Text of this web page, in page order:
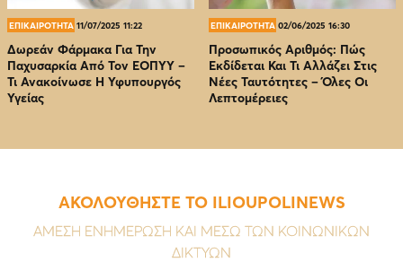
ΕΠΙΚΑΙΡΟΤΗΤΑ 11/07/2025 11:22
Δωρεάν Φάρμακα Για Την
Παχυσαρκία Από Τον EOΠΥΥ –
Τι Ανακοίνωσε Η Υφυπουργός
Υγείας
ΕΠΙΚΑΙΡΟΤΗΤΑ 02/06/2025 16:30
Προσωπικός Αριθμός: Πώς
Εκδίδεται Και Τι Αλλάζει Στις
Νέες Ταυτότητες – Όλες Οι
Λεπτομέρειες
ΑΚΟΛΟΥΘΗΣΤΕ ΤΟ ILIOUPOLINEWS
ΑΜΕΣΗ ΕΝΗΜΕΡΩΣΗ ΚΑΙ ΜΕΣΩ ΤΩΝ ΚΟΙΝΩΝΙΚΩΝ
ΔΙΚΤΥΩΝ